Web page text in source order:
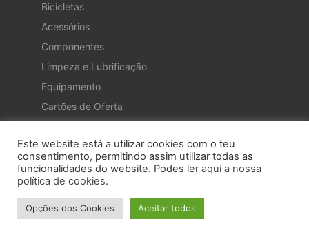
Bicicletas
Acessórios
Componentes
Limpeza e Lubrificação
Equipamento
Cartões de Oferta
Este website está a utilizar cookies com o teu
consentimento, permitindo assim utilizar todas as
funcionalidades do website. Podes ler aqui a nossa
política de cookies.
Opções dos Cookies Aceitar todos